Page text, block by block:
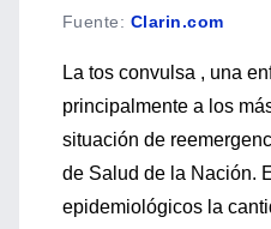
Fuente: Clarin.com
La tos convulsa , una
principalmente a los
situación de
de Salud de la Nación.
epidemiológicos la